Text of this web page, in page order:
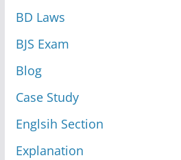
BD Laws
BJS Exam
Blog
Case Study
Englsih Section
Explanation